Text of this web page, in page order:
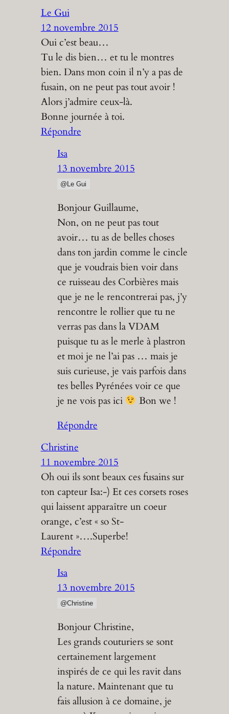
Le Gui
12 novembre 2015
Oui c’est beau…
Tu le dis bien… et tu le montres
bien. Dans mon coin il n’y a pas de
fusain, on ne peut pas tout avoir !
Alors j’admire ceux-là.
Bonne journée à toi.
Répondre
Isa
13 novembre 2015
@Le Gui
Bonjour Guillaume,
Non, on ne peut pas tout
avoir… tu as de belles choses
dans ton jardin comme le cincle
que je voudrais bien voir dans
ce ruisseau des Corbières mais
que je ne le rencontrerai pas, j’y
rencontre le rollier que tu ne
verras pas dans la VDAM
puisque tu as le merle à plastron
et moi je ne l’ai pas … mais je
suis curieuse, je vais parfois dans
tes belles Pyrénées voir ce que
je ne vois pas ici
Bon we !
Répondre
Christine
11 novembre 2015
Oh oui ils sont beaux ces fusains sur
ton capteur Isa:-) Et ces corsets roses
qui laissent apparaître un coeur
orange, c’est « so St-
Laurent »….Superbe!
Répondre
Isa
13 novembre 2015
@Christine
Bonjour Christine,
Les grands couturiers se sont
certainement largement
inspirés de ce qui les ravit dans
la nature. Maintenant que tu
fais allusion à ce domaine, je